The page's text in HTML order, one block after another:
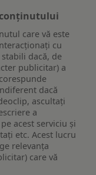
care vă este
cu
dacă, de
publicitar) a
dacă
ascultați
a
acest serviciu și
etc. Acest lucru
relevanța
care vă